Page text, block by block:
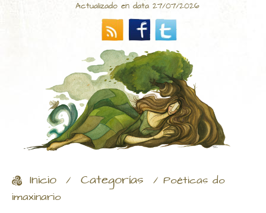
Actualizado en data 27/07/2026
Inicio / Categorías / Poéticas do
imaxinario